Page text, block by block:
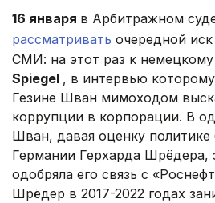
16 января в Арбитражном
рассматривать очередной иск
СМИ: на этот раз к
Spiegel , в интервью
Гезине Шван мимоходом
коррупции в корпорации. В
Шван, давая оценку
Германии Герхарда Шрёдера,
одобряла его связь с
Шрёдер в 2017-2022 годах